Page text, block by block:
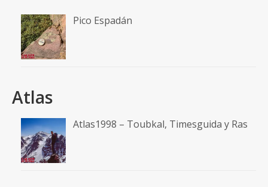
Pico Espadán
Atlas
Atlas1998 – Toubkal, Timesguida y Ras